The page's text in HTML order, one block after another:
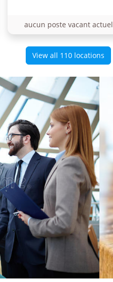
aucun poste vacant actuel
View all 110 locations